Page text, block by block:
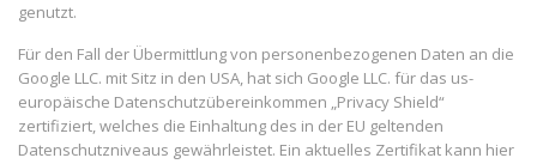
genutzt.
Für den Fall der Übermittlung von personenbezogenen Daten an die
Google LLC. mit Sitz in den USA, hat sich Google LLC. für das us-
europäische Datenschutzübereinkommen „Privacy Shield“
zertifiziert, welches die Einhaltung des in der EU geltenden
Datenschutzniveaus gewährleistet. Ein aktuelles Zertifikat kann hier